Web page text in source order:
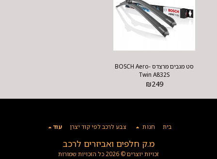
סט מגבים מרצדס BOSCH Aero-
Twin A832S
₪249
מ.ק חלפים ואביזרים לרכב
זכויות יוצרים © 2026 כל הזכויות שמורות
בית חנות צבע לרכב לפי קוד יצרן עוד